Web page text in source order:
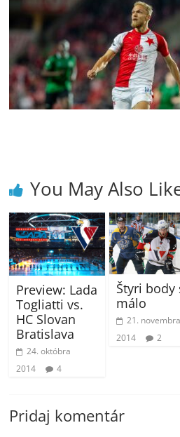
You May Also
Preview: Lada
Togliatti vs.
HC Slovan
Bratislava
24. októbra
2014
4
Štyri body
málo
21. novembra
2014
2
Pridaj komentár